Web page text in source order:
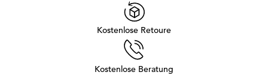
Kostenlose Retoure
Kostenlose Beratung